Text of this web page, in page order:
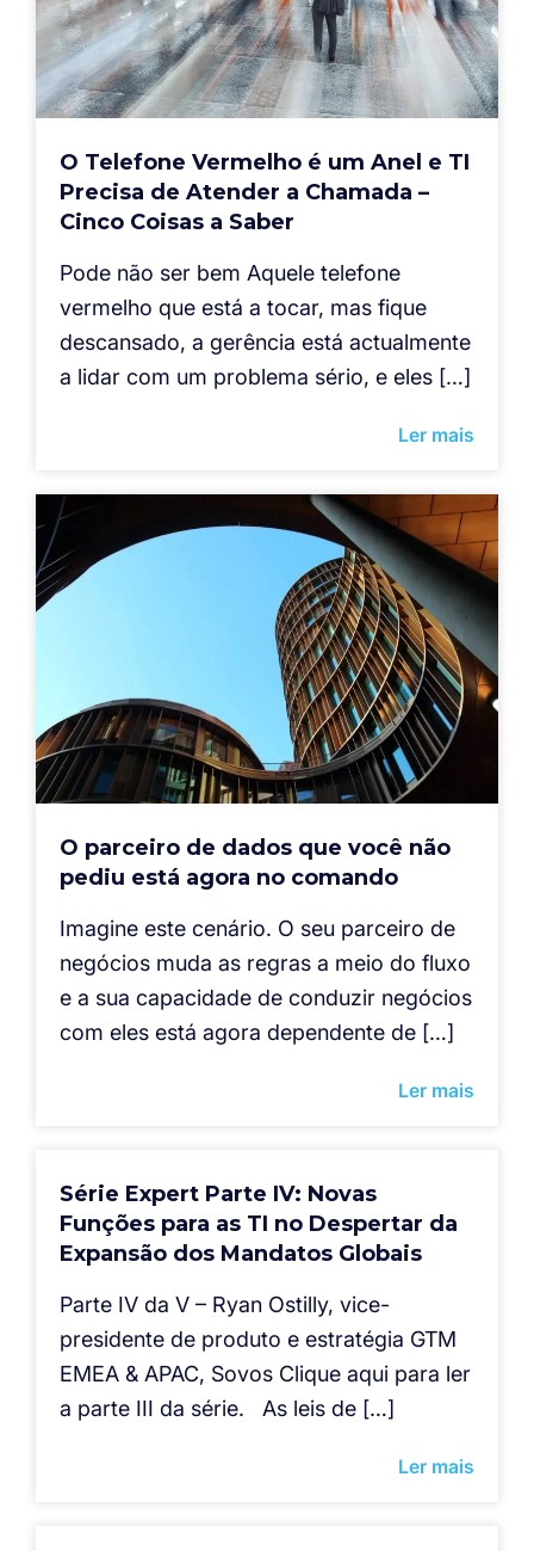
O Telefone Vermelho é um Anel e TI
Precisa de Atender a Chamada –
Cinco Coisas a Saber
Pode não ser bem Aquele telefone
vermelho que está a tocar, mas fique
descansado, a gerência está actualmente
a lidar com um problema sério, e eles […]
Ler mais
O parceiro de dados que você não
pediu está agora no comando
Imagine este cenário. O seu parceiro de
negócios muda as regras a meio do fluxo
e a sua capacidade de conduzir negócios
com eles está agora dependente de […]
Ler mais
Série Expert Parte IV: Novas
Funções para as TI no Despertar da
Expansão dos Mandatos Globais
Parte IV da V – Ryan Ostilly, vice-
presidente de produto e estratégia GTM
EMEA & APAC, Sovos Clique aqui para ler
a parte III da série. As leis de […]
Ler mais